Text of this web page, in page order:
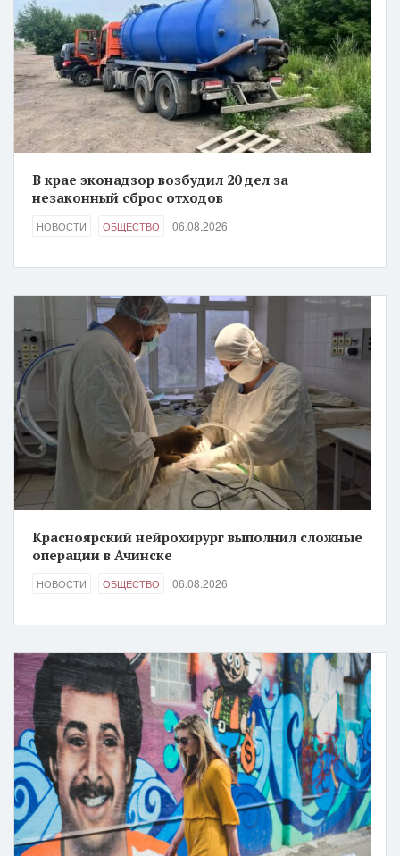
В крае эконадзор возбудил 20 дел за
незаконный сброс отходов
НОВОСТИ ОБЩЕСТВО 06.08.2026
Красноярский нейрохирург выполнил сложные
операции в Ачинске
НОВОСТИ ОБЩЕСТВО 06.08.2026